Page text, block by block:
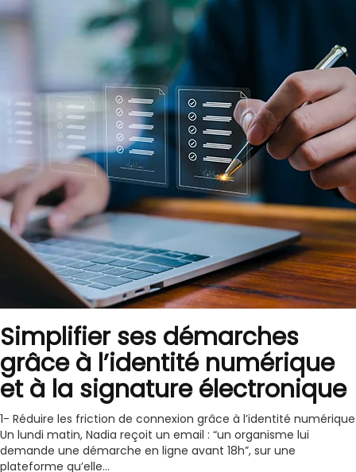
Simplifier ses démarches
grâce à l’identité numérique
et à la signature électronique
1- Réduire les friction de connexion grâce à l’identité numérique
Un lundi matin, Nadia reçoit un email : “un organisme lui
demande une démarche en ligne avant 18h”, sur une
plateforme qu’elle...